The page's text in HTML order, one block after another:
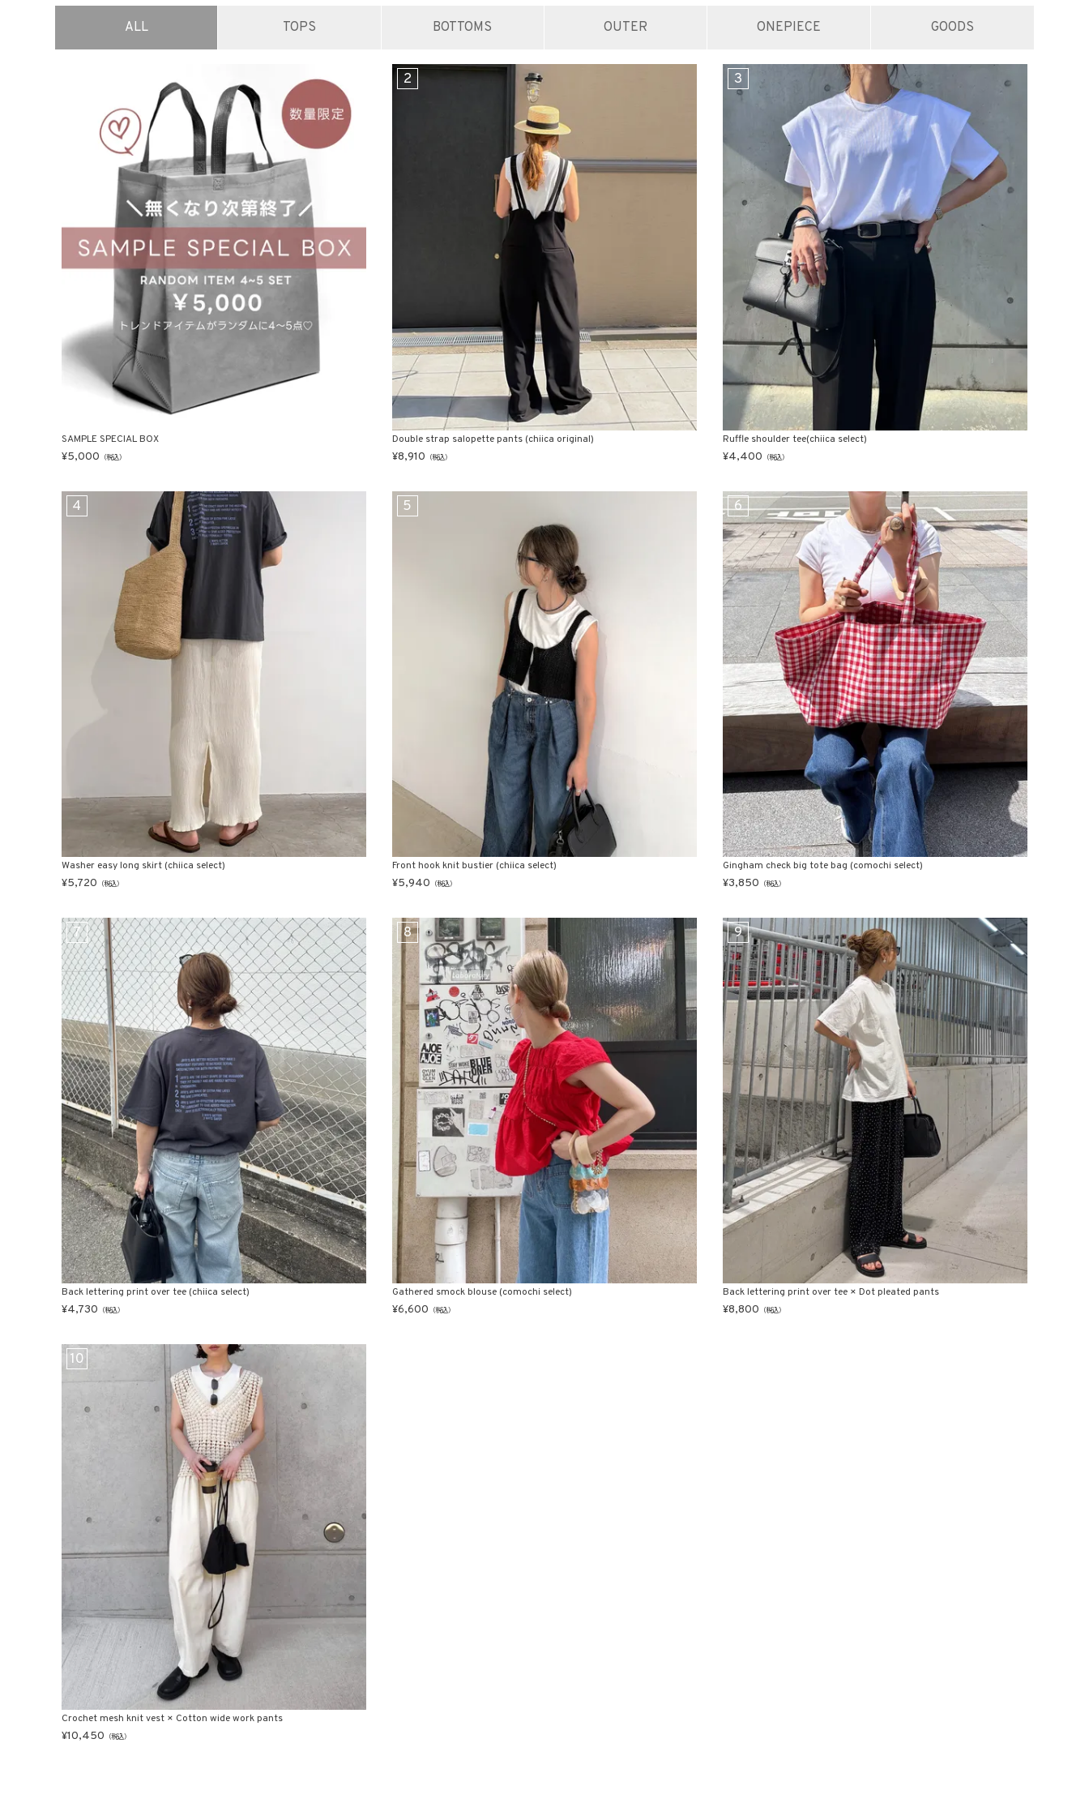
表示する 表示しない
検索
ALL TOPS BOTTOMS OUTER ONEPIECE GOODS
SAMPLE SPECIAL BOX
¥5,000 （税込）
Double strap salopette pants (chiica original)
¥8,910 （税込）
Ruffle shoulder tee(chiica select)
¥4,400 （税込）
Washer easy long skirt (chiica select)
¥5,720 （税込）
Front hook knit bustier (chiica select)
¥5,940 （税込）
Gingham check big tote bag (comochi select)
¥3,850 （税込）
Back lettering print over tee (chiica select)
¥4,730 （税込）
Gathered smock blouse (comochi select)
¥6,600 （税込）
Back lettering print over tee × Dot pleated pants
¥8,800 （税込）
Crochet mesh knit vest × Cotton wide work pants
¥10,450 （税込）